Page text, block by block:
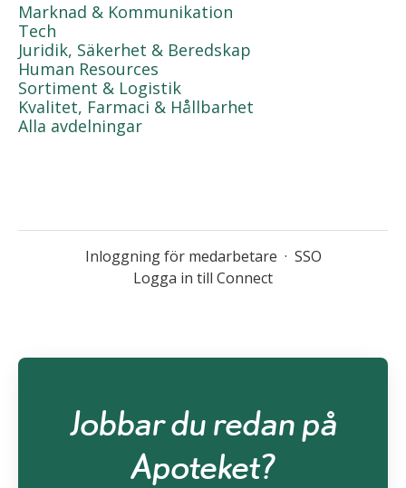
Marknad & Kommunikation
Tech
Juridik, Säkerhet & Beredskap
Human Resources
Sortiment & Logistik
Kvalitet, Farmaci & Hållbarhet
Alla avdelningar
Inloggning för medarbetare · SSO
Logga in till Connect
Jobbar du redan på
Apoteket?